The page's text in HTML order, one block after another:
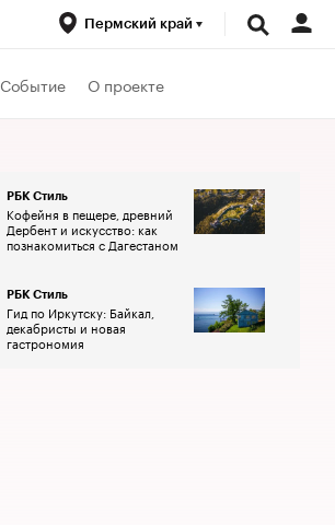
Пермский край
Событие О проекте
РБК Стиль
Кофейня в пещере, древний
Дербент и искусство: как
познакомиться с Дагестаном
РБК Стиль
Гид по Иркутску: Байкал,
декабристы и новая
гастрономия